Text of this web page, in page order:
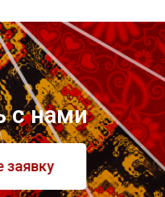
с нами
заявку